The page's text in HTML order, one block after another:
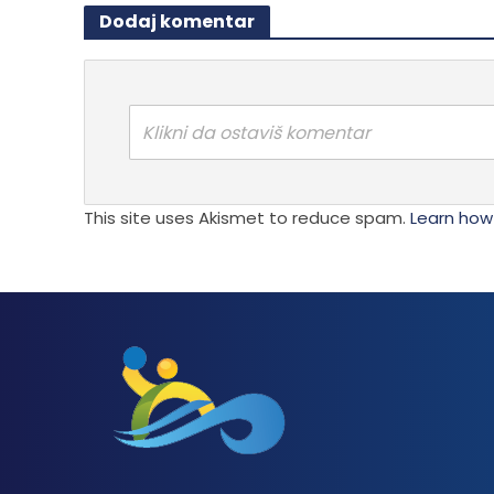
Opcije
izabrane
na
stranici
biti
Dodaj komentar
Klikni da ostaviš komentar
This site uses Akismet to reduce spam. Learn